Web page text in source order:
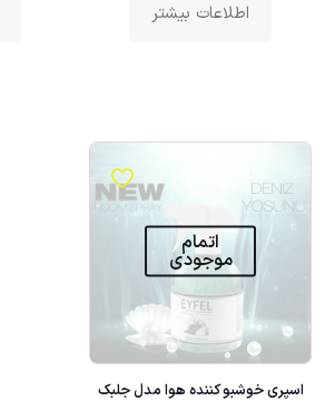
اطلاعات بیشتر
اتمام
موجودی
اسپری خوشبو کننده هوا مدل جلبک